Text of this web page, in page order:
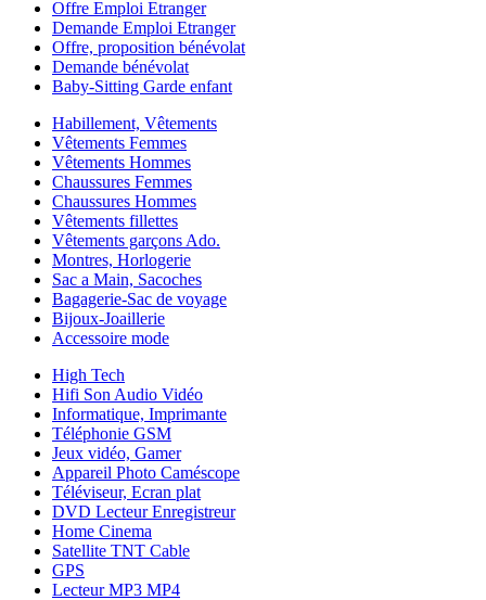
Offre Emploi Etranger
Demande Emploi Etranger
Offre, proposition bénévolat
Demande bénévolat
Baby-Sitting Garde enfant
Habillement, Vêtements
Vêtements Femmes
Vêtements Hommes
Chaussures Femmes
Chaussures Hommes
Vêtements fillettes
Vêtements garçons Ado.
Montres, Horlogerie
Sac a Main, Sacoches
Bagagerie-Sac de voyage
Bijoux-Joaillerie
Accessoire mode
High Tech
Hifi Son Audio Vidéo
Informatique, Imprimante
Téléphonie GSM
Jeux vidéo, Gamer
Appareil Photo Caméscope
Téléviseur, Ecran plat
DVD Lecteur Enregistreur
Home Cinema
Satellite TNT Cable
GPS
Lecteur MP3 MP4